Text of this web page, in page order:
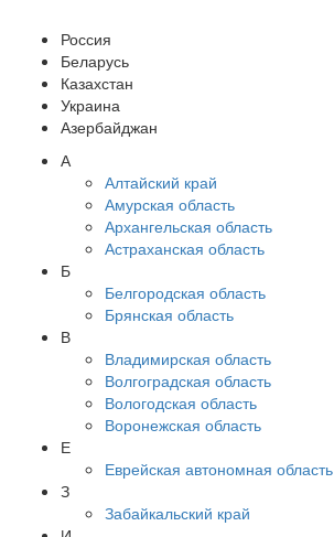
Россия
Беларусь
Казахстан
Украина
Азербайджан
А
Алтайский край
Амурская область
Архангельская область
Астраханская область
Б
Белгородская область
Брянская область
В
Владимирская область
Волгоградская область
Вологодская область
Воронежская область
Е
Еврейская автономная область
З
Забайкальский край